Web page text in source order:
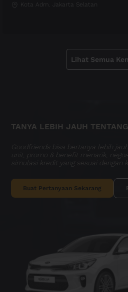
Kota Adm. Jakarta Selatan
Lihat Semua
TANYA LEBIH JAUH
Goodfriends bisa bertanya lebih
unit, promo & benefit menarik,
simulasi kredit yang sesuai dengan
Buat Pertanyaan Sekarang